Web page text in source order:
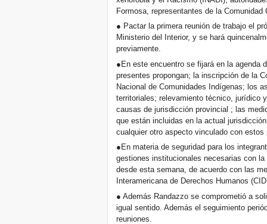
Formosa, representantes de la Comunidad
● Pactar la primera reunión de trabajo el
Ministerio del Interior, y se hará
previamente.
●En este encuentro se fijará en la agenda
presentes propongan; la inscripción de la
Nacional de Comunidades Indígenas; los
territoriales; relevamiento técnico, jurídico
causas de jurisdicción provincial ; las
que están incluidas en la actual
cualquier otro aspecto vinculado con estos
●En materia de seguridad para los
gestiones institucionales necesarias con
desde esta semana, de acuerdo con las
Interamericana de Derechos Humanos
● Además Randazzo se comprometió a
igual sentido. Además el seguimiento
reuniones.